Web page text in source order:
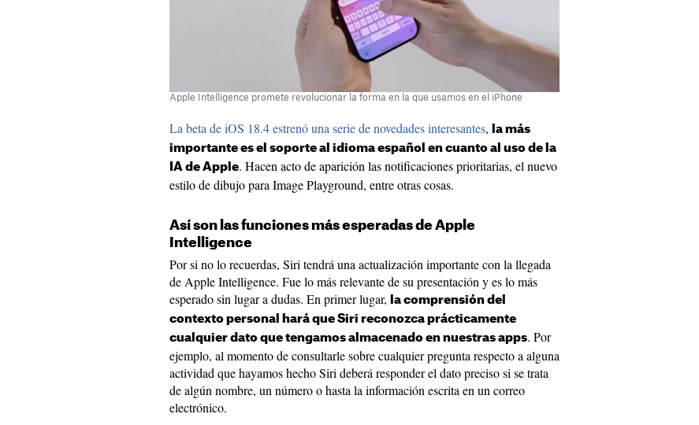
Apple Intelligence promete revolucionar la forma en la que usamos en el iPhone
La beta de iOS 18.4 estrenó una serie de novedades interesantes,
la más
importante es el soporte al idioma español en cuanto al uso de la
IA de Apple. Hacen acto de aparición las notificaciones prioritarias, el nuevo
estilo de dibujo para Image Playground, entre otras cosas.
Así son las funciones más esperadas de Apple
Intelligence
Por si no lo recuerdas, Siri tendrá una actualización importante con la llegada
de Apple Intelligence. Fue lo más relevante de su presentación y es lo más
esperado sin lugar a dudas. En primer lugar,
la comprensión del
contexto personal hará que Siri reconozca prácticamente
cualquier dato que tengamos almacenado en nuestras apps. Por
ejemplo, al momento de consultarle sobre cualquier pregunta respecto a alguna
actividad que hayamos hecho Siri deberá responder el dato preciso si se trata
de algún nombre, un número o hasta la información escrita en un correo
electrónico.